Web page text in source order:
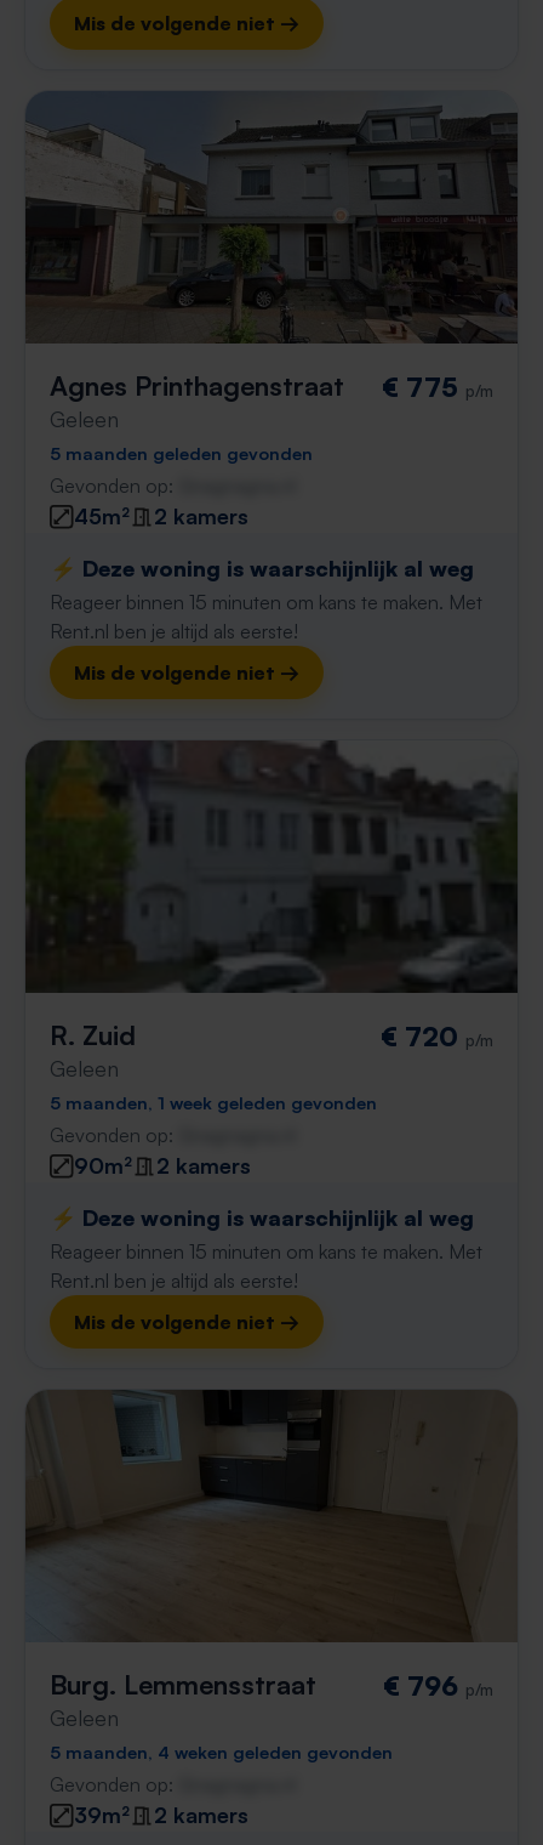
Mis de volgende niet →
Agnes Printhagenstraat
Geleen
€ 775 p/m
5 maanden geleden gevonden
Gevonden op:
45m²
2 kamers
⚡️ Deze woning is waarschijnlijk al weg
Reageer binnen 15 minuten om kans te maken. Met
Rent.nl ben je altijd als eerste!
Mis de volgende niet →
R. Zuid
Geleen
€ 720 p/m
5 maanden, 1 week geleden gevonden
Gevonden op:
90m²
2 kamers
⚡️ Deze woning is waarschijnlijk al weg
Reageer binnen 15 minuten om kans te maken. Met
Rent.nl ben je altijd als eerste!
Mis de volgende niet →
Burg. Lemmensstraat
Geleen
€ 796 p/m
5 maanden, 4 weken geleden gevonden
Gevonden op:
39m²
2 kamers